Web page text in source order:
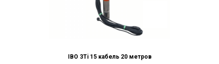
IBO 3Ti 15 кабель 20 метров